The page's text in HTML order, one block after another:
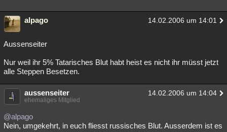
alpago 14.02.2006 um 14:01
Aussenseiter
Nur weil ihr 5% Tatarisches Blut habt heist es nicht ihr müsst jetzt
alle Steppen Besetzen.
aussenseiter 14.02.2006 um 14:04
ehemaliges Mitglied
@alpago
Nein, umgekehrt, in euch fliesst russisches Blut. Ausserdem ist es